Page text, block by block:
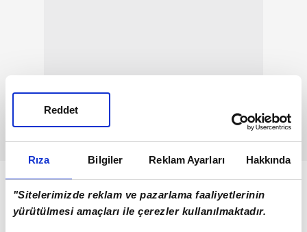
Rıza Bilgiler Reklam Ayarları Hakkında
"Sitelerimizde reklam ve pazarlama faaliyetlerinin
yürütülmesi amaçları ile çerezler kullanılmaktadır.
Reddet